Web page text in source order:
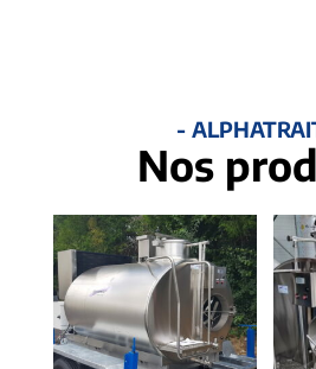
-
Nos